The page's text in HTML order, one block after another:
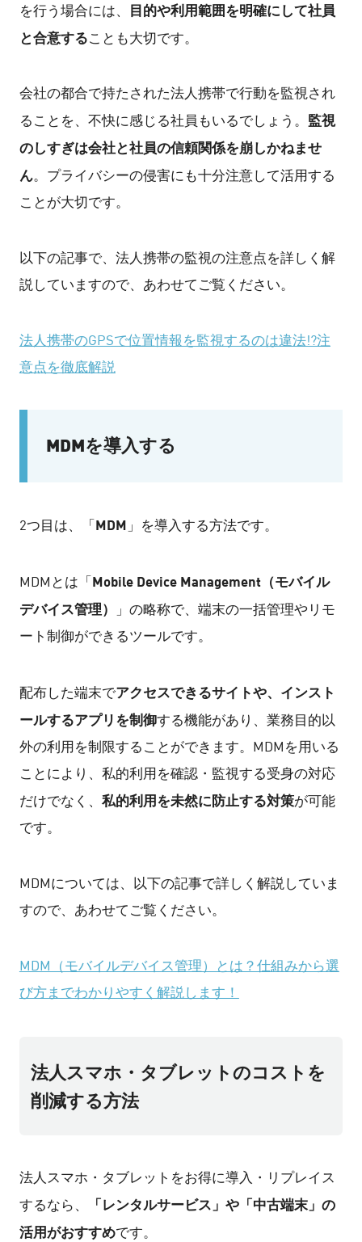
を行う場合には、
目的や利用範囲を明確にして社員
と合意することも大切です。
会社の都合で持たされた法人携帯で行動を監視され
ることを、不快に感じる社員もいるでしょう。 監視
のしすぎは会社と社員の信頼関係を崩しかねませ
ん。プライバシーの侵害にも十分注意して活用する
ことが大切です。
以下の記事で、法人携帯の監視の注意点を詳しく解
説していますので、あわせてご覧ください。
法人携帯のGPSで位置情報を監視するのは違法!?注
意点を徹底解説
MDMを導入する
2つ目は、「 MDM 」を導入する方法です。
MDMとは「 Mobile Device Management（モバイル
デバイス管理）
」の略称で、端末の一括管理やリモ
ート制御ができるツールです。
配布した端末でアクセスできるサイトや、インスト
ールするアプリを制御する機能があり、業務目的以
外の利用を制限することができます。 MDMを用いる
ことにより、私的利用を確認・監視する受身の対応
だけでなく、 私的利用を未然に防止する対策が可能
です。
MDMについては、以下の記事で詳しく解説していま
すので、あわせてご覧ください。
MDM（モバイルデバイス管理）とは？仕組みから選
び方までわかりやすく解説します！
法人スマホ・タブレットのコストを
削減する方法
法人スマホ・タブレットをお得に導入・リプレイス
するなら、
「レンタルサービス」や「中古端末」の
活用がおすすめです。